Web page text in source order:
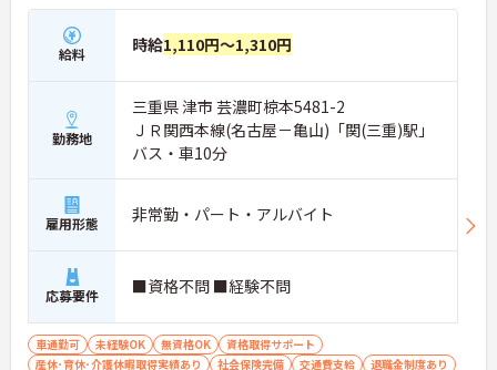
給料 時給1,110円～1,310円
勤務地
三重県 津市 芸濃町椋本5481-2
ＪＲ関西本線(名古屋－亀山)「関(三重)駅」
バス・車10分
雇用形態 非常勤・パート・アルバイト
応募要件 ■資格不問 ■経験不問
車通勤可 未経験OK 無資格OK
資格取得サポート
産休･育休･介護休暇取得実績あり
社会保険完備 交通費支給 退職金制度あり